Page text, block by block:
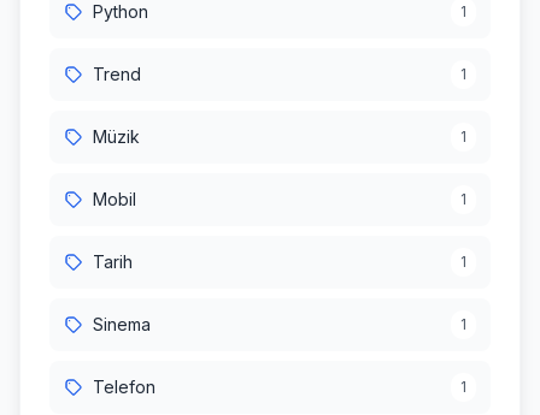
Python 1
Trend 1
Müzik 1
Mobil 1
Tarih 1
Sinema 1
Telefon 1